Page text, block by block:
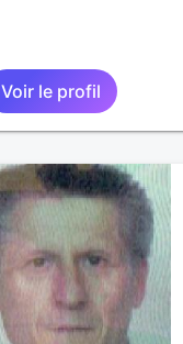
Voir le profil